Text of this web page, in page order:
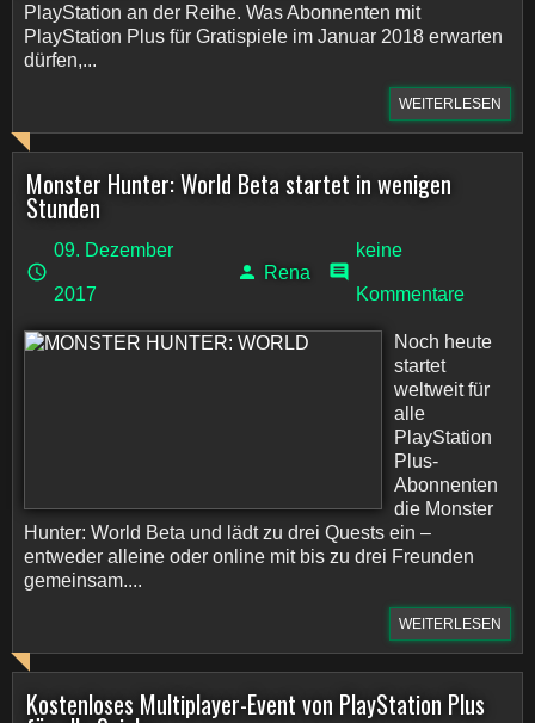
PlayStation an der Reihe. Was Abonnenten mit
PlayStation Plus für Gratispiele im Januar 2018 erwarten
dürfen,...
WEITERLESEN
Monster Hunter: World Beta startet in wenigen
Stunden
09. Dezember
2017
Rena
keine
Kommentare
Noch heute
startet
weltweit für
alle
PlayStation
Plus-
Abonnenten
die Monster
Hunter: World Beta und lädt zu drei Quests ein –
entweder alleine oder online mit bis zu drei Freunden
gemeinsam....
WEITERLESEN
Kostenloses Multiplayer-Event von PlayStation Plus